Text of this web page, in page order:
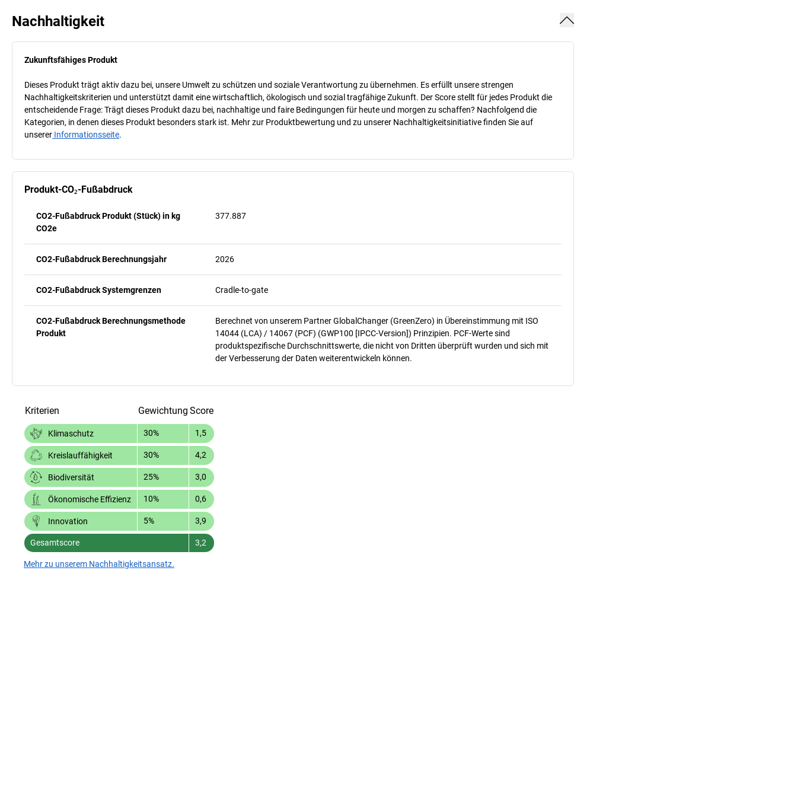
Nachhaltigkeit
Zukunftsfähiges Produkt
Dieses Produkt trägt aktiv dazu bei, unsere Umwelt zu schützen und soziale Verantwortung zu übernehmen. Es erfüllt unsere strengen
Nachhaltigkeitskriterien und unterstützt damit eine wirtschaftlich, ökologisch und sozial tragfähige Zukunft. Der Score stellt für jedes Produkt die
entscheidende Frage: Trägt dieses Produkt dazu bei, nachhaltige und faire Bedingungen für heute und morgen zu schaffen? Nachfolgend die
Kategorien, in denen dieses Produkt besonders stark ist. Mehr zur Produktbewertung und zu unserer Nachhaltigkeitsinitiative finden Sie auf
unserer Informationsseite.
Produkt-CO₂-Fußabdruck
CO2-Fußabdruck Produkt (Stück) in kg
CO2e
377.887
CO2-Fußabdruck Berechnungsjahr 2026
CO2-Fußabdruck Systemgrenzen Cradle-to-gate
CO2-Fußabdruck Berechnungsmethode
Produkt
Berechnet von unserem Partner GlobalChanger (GreenZero) in Übereinstimmung mit ISO
14044 (LCA) / 14067 (PCF) (GWP100 [IPCC-Version]) Prinzipien. PCF-Werte sind
produktspezifische Durchschnittswerte, die nicht von Dritten überprüft wurden und sich mit
der Verbesserung der Daten weiterentwickeln können.
Kriterien Gewichtung Score
Klimaschutz 30% 1,5
Kreislauffähigkeit 30% 4,2
Biodiversität 25% 3,0
Ökonomische Effizienz 10% 0,6
Innovation 5% 3,9
Gesamtscore 3,2
Mehr zu unserem Nachhaltigkeitsansatz.